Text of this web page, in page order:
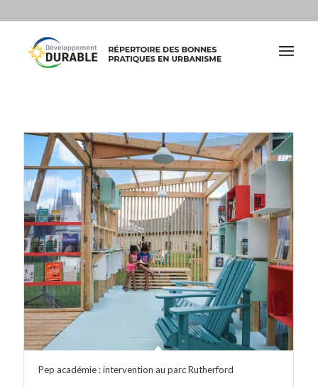
Pep académie : intervention au parc Rutherford